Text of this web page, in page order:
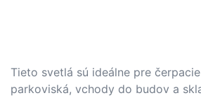
Tieto svetlá sú ideálne pre
parkoviská, vchody do budov a